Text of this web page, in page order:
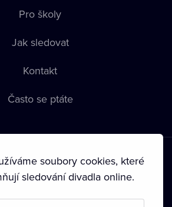
Pro školy
Jak sledovat
Kontakt
Často se ptáte
• Ochrana soukromí • Zásady používání
soubory cookies, které
sledování divadla online.